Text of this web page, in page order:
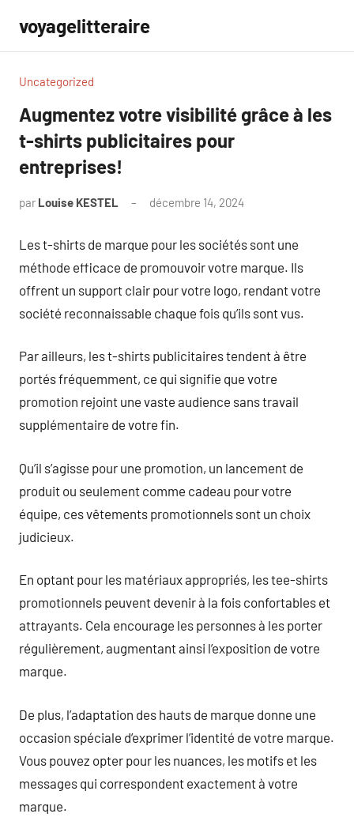
contenu
voyagelitteraire
Uncategorized
Augmentez votre visibilité grâce à les
t-shirts publicitaires pour
entreprises!
par Louise KESTEL décembre 14, 2024
Les t-shirts de marque pour les sociétés sont une
méthode efficace de promouvoir votre marque. Ils
offrent un support clair pour votre logo, rendant votre
société reconnaissable chaque fois qu’ils sont vus.
Par ailleurs, les t-shirts publicitaires tendent à être
portés fréquemment, ce qui signifie que votre
promotion rejoint une vaste audience sans travail
supplémentaire de votre fin.
Qu’il s’agisse pour une promotion, un lancement de
produit ou seulement comme cadeau pour votre
équipe, ces vêtements promotionnels sont un choix
judicieux.
En optant pour les matériaux appropriés, les tee-shirts
promotionnels peuvent devenir à la fois confortables et
attrayants. Cela encourage les personnes à les porter
régulièrement, augmentant ainsi l’exposition de votre
marque.
De plus, l’adaptation des hauts de marque donne une
occasion spéciale d’exprimer l’identité de votre marque.
Vous pouvez opter pour les nuances, les motifs et les
messages qui correspondent exactement à votre
marque.